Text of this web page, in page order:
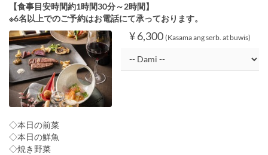
【食事目安時間約1時間30分～2時間】
※6名以上でのご予約はお電話にて承っております。
¥ 6,300 (Kasama ang serb. at buwis)
◇本日の前菜
◇本日の鮮魚
◇焼き野菜